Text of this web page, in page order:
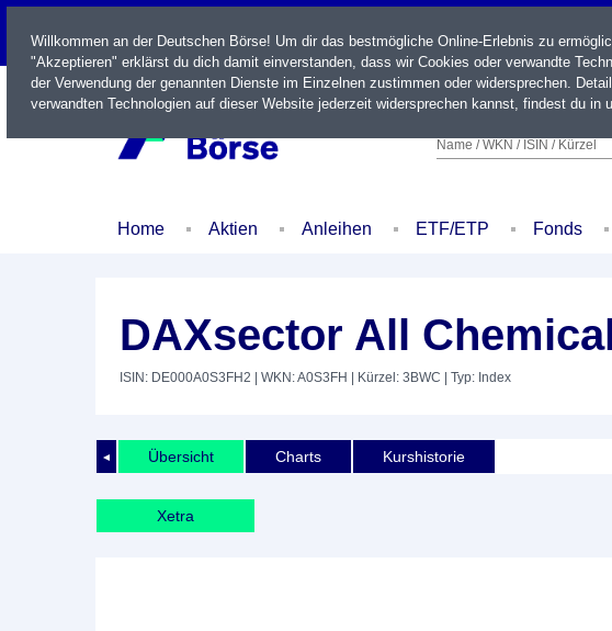
LIVE
Name / WKN / ISIN / Kürzel
Home Aktien Anleihen ETF/ETP Fonds
DAXsector All
ISIN: DE000A0S3FH2 | WKN: A0S3FH | Kürzel: 3BWC | Typ: Index
◄ Übersicht Charts Kurshistorie
Xetra
Willkommen an der Deutschen Börse! Um dir das bestmögliche Online-Erlebnis zu
"Akzeptieren" erklärst du dich damit einverstanden, dass wir Cookies oder verwandte
der Verwendung der genannten Dienste im Einzelnen zustimmen oder widersprechen.
verwandten Technologien auf dieser Website jederzeit widersprechen kannst, findest du in